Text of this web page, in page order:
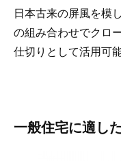
日本古来の屏風を模
の組み合わせでクロ
仕切りとして活用可能
一般住宅に適し